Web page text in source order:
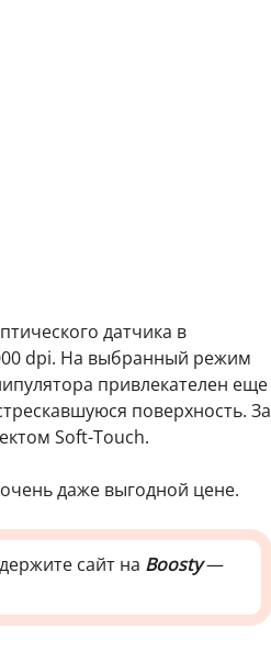
датчика в
dpi. На выбранный режим
привлекателен еще
поверхность. За
Soft-Touch.
даже выгодной цене.
сайт на Boosty—